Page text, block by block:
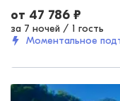
от 47 786 ₽
за 7 ночей / 1 гость
Моментальное